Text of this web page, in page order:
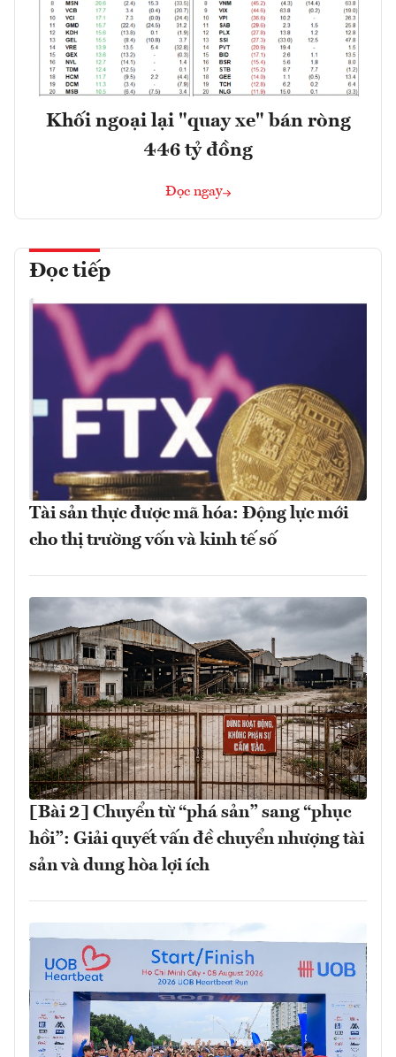
Khối ngoại lại "quay xe" bán ròng
446 tỷ đồng
Đọc ngay
Đọc tiếp
Tài sản thực được mã hóa: Động lực mới
cho thị trường vốn và kinh tế số
[Bài 2] Chuyển từ “phá sản” sang “phục
hồi”: Giải quyết vấn đề chuyển nhượng tài
sản và dung hòa lợi ích